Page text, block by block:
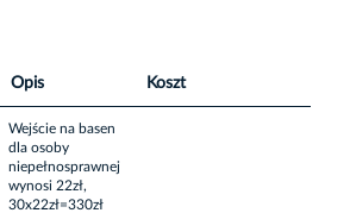
Opis Koszt
Wejście na basen
dla osoby
niepełnosprawnej
wynosi 22zł,
30x22zł=330zł